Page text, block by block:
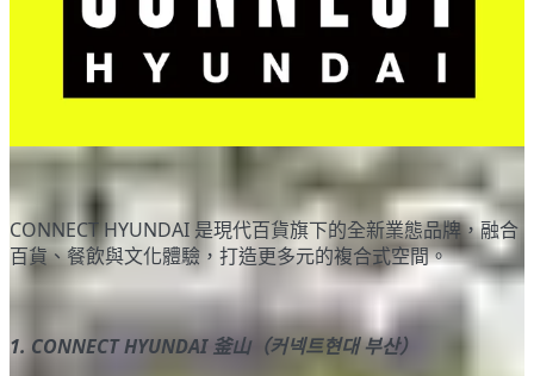
CONNECT HYUNDAI 是現代百貨旗下的全新業態品牌，融合
百貨、餐飲與文化體驗，打造更多元的複合式空間。
1. CONNECT HYUNDAI 釜山（커넥트현대 부산）